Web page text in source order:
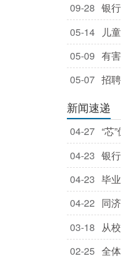
09-28 银
05-14
儿
05-09 有
限
05-07 招
新闻速递
04-27 “芯
季
04-23 银
住了
04-23 毕
他
04-22 同
大
取！
03-18 从
就业
02-25 全